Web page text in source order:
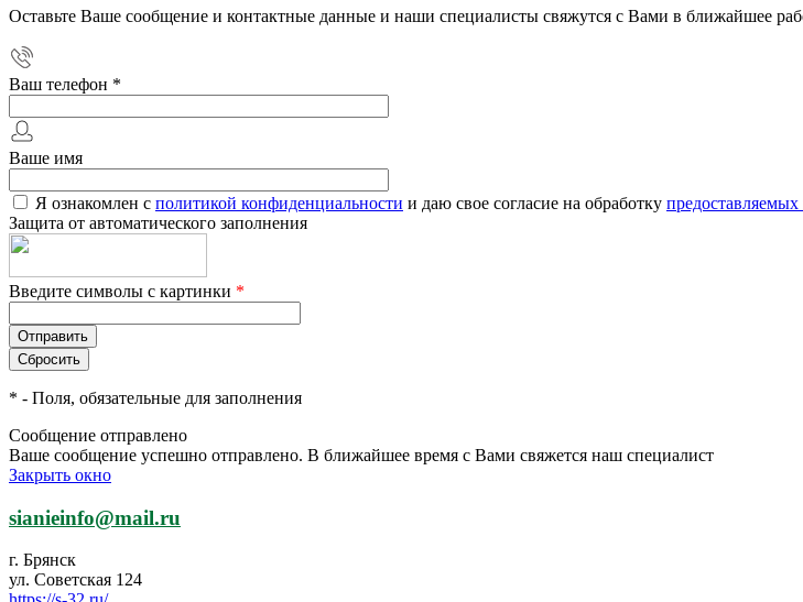
Оставьте Ваше сообщение и контактные данные и наши специалисты свяжутся с Вами в ближайшее
Ваш телефон *
Ваше имя
Я ознакомлен с политикой конфиденциальности и даю свое согласие на обработку
Защита от автоматического заполнения
Введите символы с картинки *
* - Поля, обязательные для заполнения
Сообщение отправлено
Ваше сообщение успешно отправлено. В ближайшее время с Вами свяжется наш специалист
Закрыть окно
sianieinfo@mail.ru
г. Брянск
ул. Советская 124